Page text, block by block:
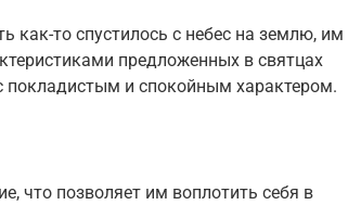
как-то спустилось с небес на землю, им
предложенных в святцах
покладистым и спокойным характером.
что позволяет им воплотить себя в